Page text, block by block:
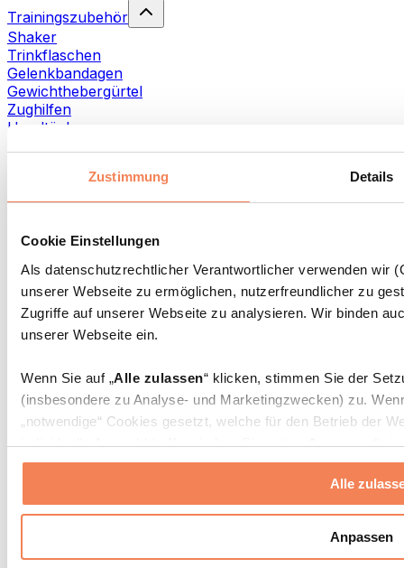
Zustimmung Details
Cookie Einstellungen
Als datenschutzrechtlicher Verantwortlicher verwenden wir
unserer Webseite zu ermöglichen, nutzerfreundlicher zu
Zugriffe auf unserer Webseite zu analysieren. Wir binden
unserer Webseite ein.
Wenn Sie auf „Alle zulassen“ klicken, stimmen Sie der
(insbesondere zu Analyse- und Marketingzwecken) zu.
„notwendige“ Cookies gesetzt, welche für den Betrieb der
individuelle Auswahl treffen, indem Sie unter „Anpassen“
erlauben“ klicken.
Weitere Informationen über die Verarbeitung Ihrer Daten
Datenschutzerklärung
Alle
Anpassen
Trainingszubehör
Shaker
Trinkflaschen
Gelenkbandagen
Gewichthebergürtel
Zughilfen
Handtücher
Faszien- und Massagerollen
Weitere Rehabilitationshilfen
Taschen & Rucksäcke
Essenstaschen und Meal-Prep-Zubehör
Sporttaschen
Zubehör nach Aktivität
Laufen
Kampfsport
Yoga & Pilates
Wandern
Rotlichttherapie